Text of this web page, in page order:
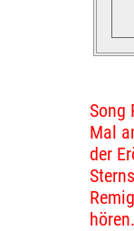
Song
Mal
der
hören.